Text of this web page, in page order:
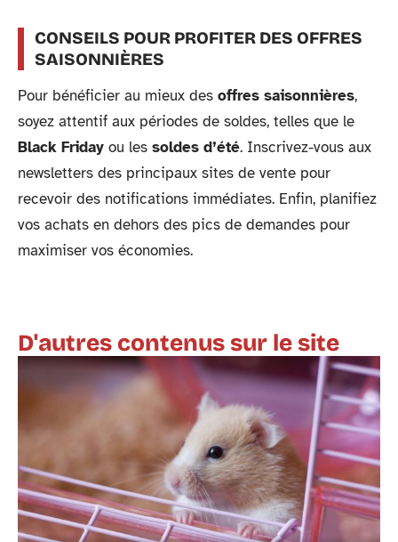
CONSEILS POUR PROFITER DES OFFRES
SAISONNIÈRES
Pour bénéficier au mieux des offres saisonnières,
soyez attentif aux périodes de soldes, telles que le
Black Friday ou les soldes d’été. Inscrivez-vous aux
newsletters des principaux sites de vente pour
recevoir des notifications immédiates. Enfin, planifiez
vos achats en dehors des pics de demandes pour
maximiser vos économies.
D'autres contenus sur le site